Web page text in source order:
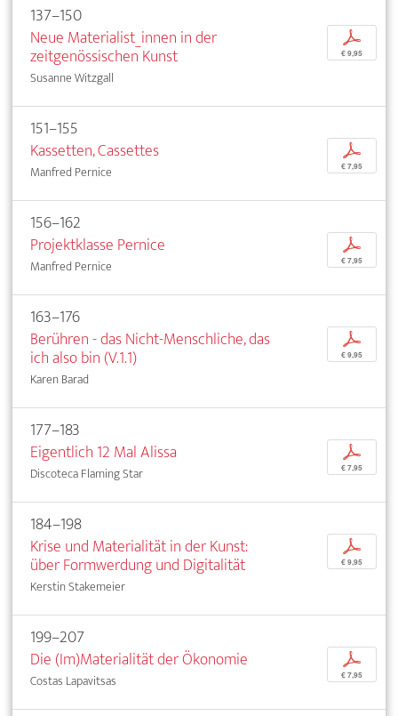
137–150
Neue Materialist_innen in der
zeitgenössischen Kunst
Susanne Witzgall
p
€ 9,95
151–155
Kassetten, Cassettes
Manfred Pernice
p
€ 7,95
156–162
Projektklasse Pernice
Manfred Pernice
p
€ 7,95
163–176
Berühren - das Nicht-Menschliche, das
ich also bin (V.1.1)
Karen Barad
p
€ 9,95
177–183
Eigentlich 12 Mal Alissa
Discoteca Flaming Star
p
€ 7,95
184–198
Krise und Materialität in der Kunst:
über Formwerdung und Digitalität
Kerstin Stakemeier
p
€ 9,95
199–207
Die (Im)Materialität der Ökonomie
Costas Lapavitsas
p
€ 7,95